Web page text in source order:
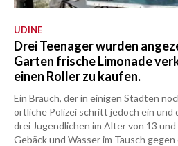
UDINE
Drei Teenager wurden
Garten frische Limonade
einen Roller zu kaufen.
Ein Brauch, der in einigen Städten
örtliche Polizei schritt jedoch ein und
drei Jugendlichen im Alter von 13
Gebäck und Wasser im Tausch